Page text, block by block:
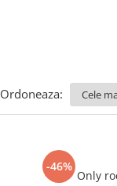
Ordoneaza:
-46%